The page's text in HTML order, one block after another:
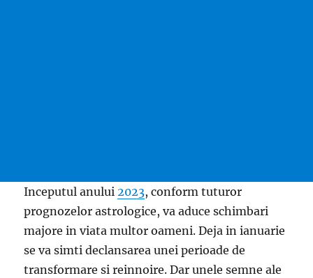
Inceputul anului2023, conform tuturor
prognozelor astrologice, va aduce schimbari
majore in viata multor oameni. Deja in ianuarie
se va simti declansarea unei perioade de
transformare si reinnoire. Dar unele semne ale